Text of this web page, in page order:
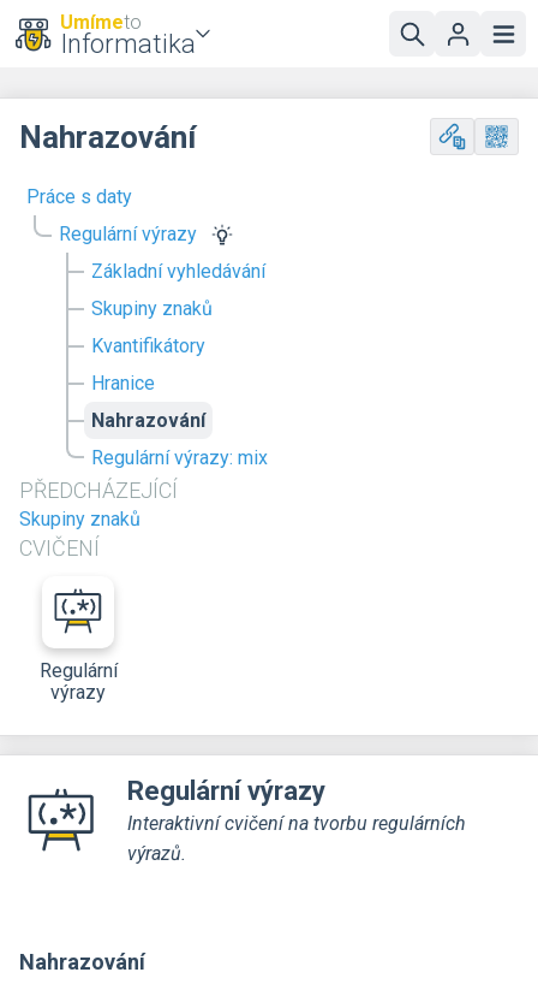
Umímeto
Informatika
Práce s daty
Regulární výrazy
Základní vyhledávání
Skupiny znaků
Kvantifikátory
Hranice
Nahrazování
Regulární výrazy: mix
PŘEDCHÁZEJÍCÍ
Skupiny znaků
CVIČENÍ
Regulární
výrazy
Nahrazování
Regulární výrazy
Interaktivní cvičení na tvorbu regulárních
výrazů.
Nahrazování